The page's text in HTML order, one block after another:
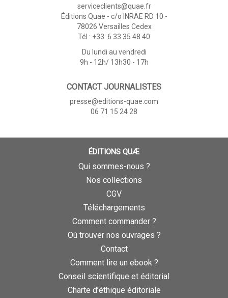
serviceclients@quae.fr
Éditions Quae - c/o INRAE RD 10 -
78026 Versailles Cedex
Tél : +33 6 33 35 48 40
Du lundi au vendredi
9h - 12h/ 13h30 - 17h
CONTACT JOURNALISTES
presse@editions-quae.com
06 71 15 24 28
ÉDITIONS QUÆ
Qui sommes-nous ?
Nos collections
CGV
Téléchargements
Comment commander ?
Où trouver nos ouvrages ?
Contact
Comment lire un ebook ?
Conseil scientifique et éditorial
Charte d’éthique éditoriale